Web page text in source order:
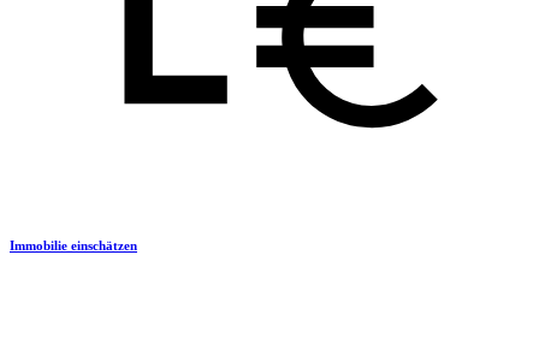
Immobilie einschätzen